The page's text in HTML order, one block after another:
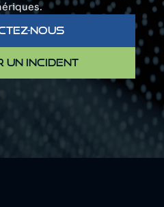
NOUS
UN INCIDENT